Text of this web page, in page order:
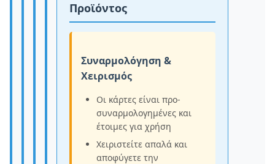
Προϊόντος
Συναρμολόγηση &
Χειρισμός
Οι κάρτες είναι προ-
συναρμολογημένες και
έτοιμες για χρήση
Χειριστείτε απαλά και
αποφύγετε την